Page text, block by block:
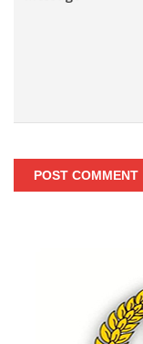
POST COMMENT